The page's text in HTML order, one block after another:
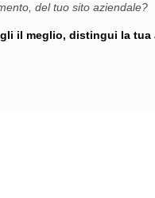
del tuo sito aziendale?
il meglio, distingui la tua